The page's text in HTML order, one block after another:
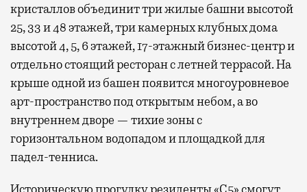
кристаллов объединит три жилые башни высотой
25, 33 и 48 этажей, три камерных клубных дома
высотой 4, 5, 6 этажей, 17-этажный бизнес-центр и
отдельно стоящий ресторан с летней террасой. На
крыше одной из башен появится многоуровневое
арт-пространство под открытым небом, а во
внутреннем дворе — тихие зоны с
горизонтальном водопадом и площадкой для
падел-тенниса.